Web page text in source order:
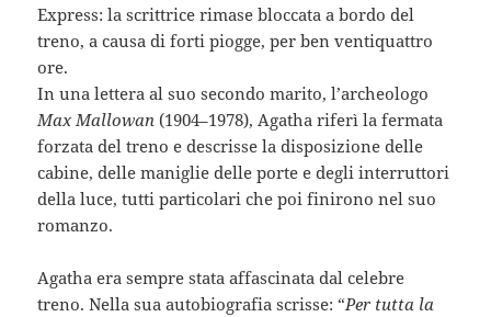
Express: la scrittrice rimase bloccata a bordo del
treno, a causa di forti piogge, per ben ventiquattro
ore.
In una lettera al suo secondo marito, l’archeologo
Max Mallowan (1904–1978), Agatha riferì la fermata
forzata del treno e descrisse la disposizione delle
cabine, delle maniglie delle porte e degli interruttori
della luce, tutti particolari che poi finirono nel suo
romanzo.
Agatha era sempre stata affascinata dal celebre
treno. Nella sua autobiografia scrisse: “Per tutta la